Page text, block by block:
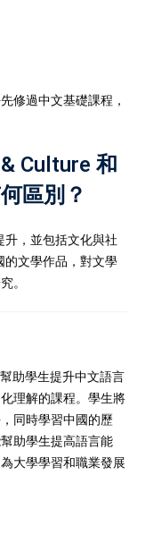
修過中文基礎課程，
Culture 和
區別？
，並包括文化與社
的文學作品，對文學
。
助學生提升中文語言
理解的課程。學生將
同時學習中國的歷
助學生提高語言能
大學學習和職業發展